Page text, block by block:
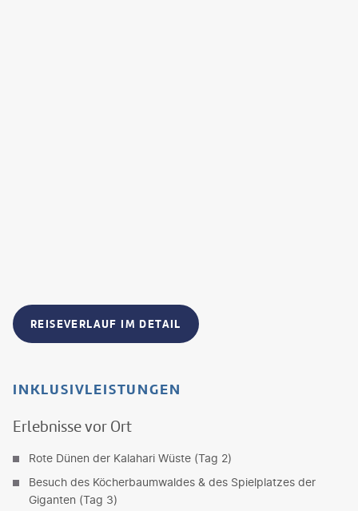
REISEVERLAUF IM DETAIL
INKLUSIVLEISTUNGEN
Erlebnisse vor Ort
Rote Dünen der Kalahari Wüste (Tag 2)
Besuch des Köcherbaumwaldes & des Spielplatzes der
Giganten (Tag 3)